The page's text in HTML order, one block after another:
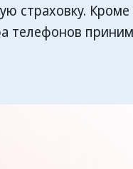
страховку. Кроме
телефонов